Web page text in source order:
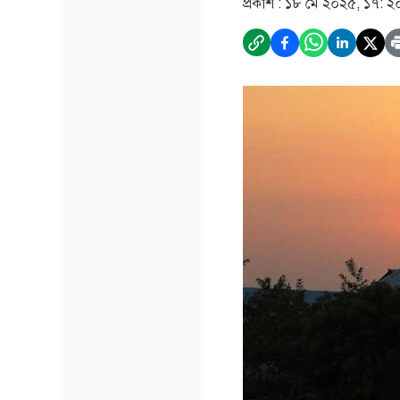
প্রকাশ : ১৮ মে ২০২৫, ১৭: